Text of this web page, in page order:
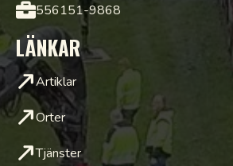
556151-9868
LÄNKAR
Artiklar
Orter
Tjänster